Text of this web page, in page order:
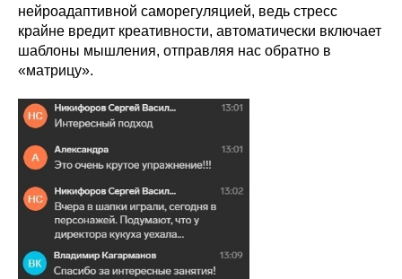
нейроадаптивной саморегуляцией, ведь стресс
крайне вредит креативности, автоматически включает
шаблоны мышления, отправляя нас обратно в
«матрицу».